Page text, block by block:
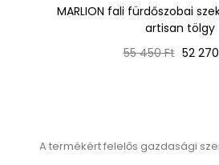
MARLION fali fürdőszobai
artisan tölgy
Normál
55 450 Ft Ár
52
A termékért felelős gazdasági